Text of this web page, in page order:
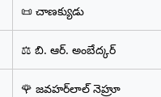
📜 చాణక్యుడు
⚖️ బి. ఆర్. అంబేద్కర్
🌹 జవహర్‌లాల్ నెహ్రూ